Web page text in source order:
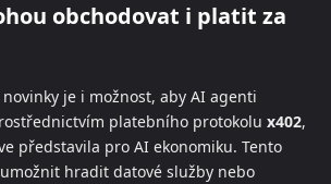
obchodovat i platit za
je i možnost, aby AI agenti
platebního protokolu x402,
představila pro AI ekonomiku. Tento
hradit datové služby nebo